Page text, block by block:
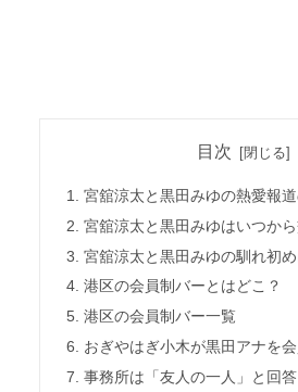
目次
宮舘涼太と黒田みゆの熱愛報
宮舘涼太と黒田みゆはいつか
宮舘涼太と黒田みゆの馴れ初め
港区の会員制バーとはどこ？
港区の会員制バー一覧
おぎやはぎ小木が黒田アナを
事務所は「友人の一人」と回答